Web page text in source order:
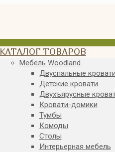
КАТАЛОГ ТОВАРОВ
Мебель Woodland
Двуспальные кровати
Детские кровати
Двухъярусные
Кровати-домики
Тумбы
Комоды
Столы
Интерьерная мебель